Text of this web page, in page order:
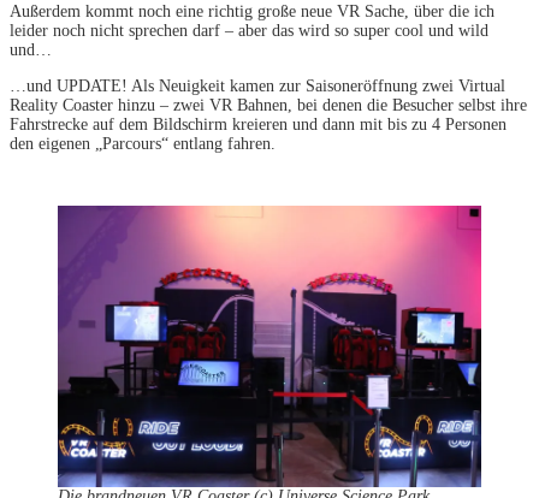
Außerdem kommt noch eine richtig große neue VR Sache, über die ich
leider noch nicht sprechen darf – aber das wird so super cool und wild
und…
…und UPDATE! Als Neuigkeit kamen zur Saisoneröffnung zwei Virtual
Reality Coaster hinzu – zwei VR Bahnen, bei denen die Besucher selbst ihre
Fahrstrecke auf dem Bildschirm kreieren und dann mit bis zu 4 Personen
den eigenen „Parcours“ entlang fahren.